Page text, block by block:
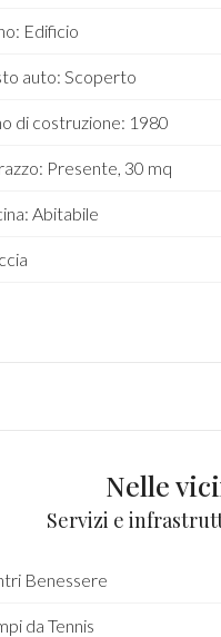
Edificio
auto: Scoperto
di costruzione: 1980
Presente, 30 mq
Abitabile
Nelle
Servizi e
Benessere
da Tennis